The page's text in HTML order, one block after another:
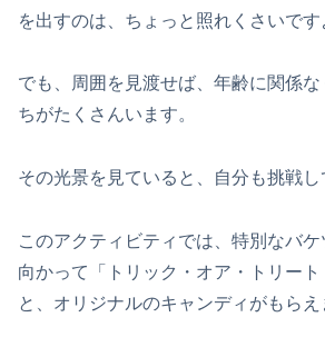
を出すのは、ちょっと照れくさいです
でも、周囲を見渡せば、年齢に関係
ちがたくさんいます。
その光景を見ていると、自分も挑戦し
このアクティビティでは、特別なバ
向かって「トリック・オア・トリー
と、オリジナルのキャンディがもらえ